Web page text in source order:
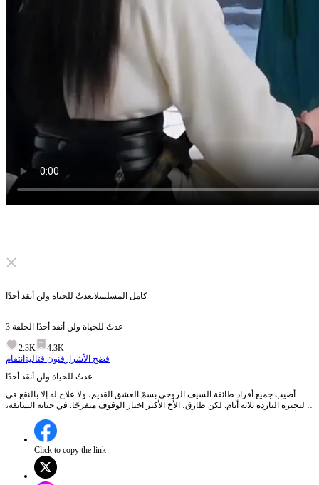
Click to unmute
كامل المسلسلاتعدتُ للحياة ولن أنقذ أحدًا
عدتُ للحياة ولن أنقذ أحدًا الحلقة 3
2.3K
4.3K
فضح الأشرار فنون قتالية انتقام
عدتُ للحياة ولن أنقذ أحدًا
أُصيب جميع أفراد طائفة السيف الروحي بسمّ العشق القديم، ولا علاج له إلا بالنقع في
البحيرة الباردة ثلاثة أيام. لكن طارق، الأخ الأكبر اختار الوقوف متفرجًا. في حياته السابقة،
انحازتا إلى التلميذ الأصغر أمين. وانتُزع جوهره ومات في كهف الشياطين. هذه المرة لم
يتدخل. فقد أمين وصافية والسيدة قوتهم بسبب خرقهم تعاليم طريق اللاعاطفة وهلكوا في
Click to copy the link